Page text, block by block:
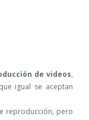
de videos,
igual se aceptan
reproducción, pero